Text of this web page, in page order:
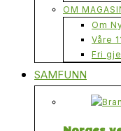
OM
Om
Våre
Fri
SAMFUNN